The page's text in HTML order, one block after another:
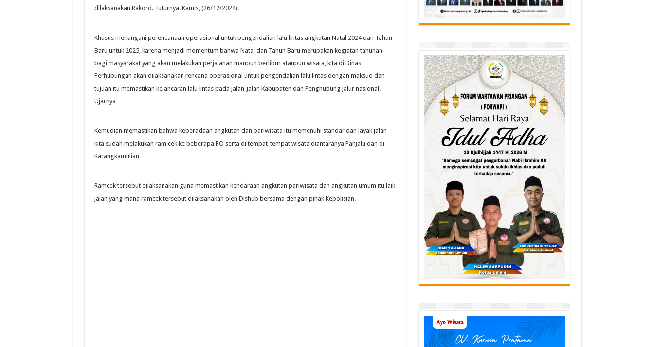
dilaksanakan Rakord. Tuturnya. Kamis, (26/12/2024).
Khusus menangani perencanaan operasional untuk pengendalian lalu lintas angkutan Natal 2024 dan Tahun
Baru untuk 2025, karena menjadi momentum bahwa Natal dan Tahun Baru merupakan kegiatan tahunan
bagi masyarakat yang akan melakukan perjalanan maupun berlibur ataupun wisata, kita di Dinas
Perhubungan akan dilaksanakan rencana operasional untuk pengendalian lalu lintas dengan maksud dan
tujuan itu memastikan kelancaran lalu lintas pada jalan-jalan Kabupaten dan Penghubung jalur nasional.
Ujarnya
Kemudian memastikan bahwa keberadaan angkutan dan pariwisata itu memenuhi standar dan layak jalan
kita sudah melakukan ram cek ke beberapa PO serta di tempat-tempat wisata diantaranya Panjalu dan di
Karangkamulian
Ramcek tersebut dilaksanakan guna memastikan kendaraan angkutan pariwisata dan angkutan umum itu laik
jalan yang mana ramcek tersebut dilaksanakan oleh Dishub bersama dengan pihak Kepolisian.